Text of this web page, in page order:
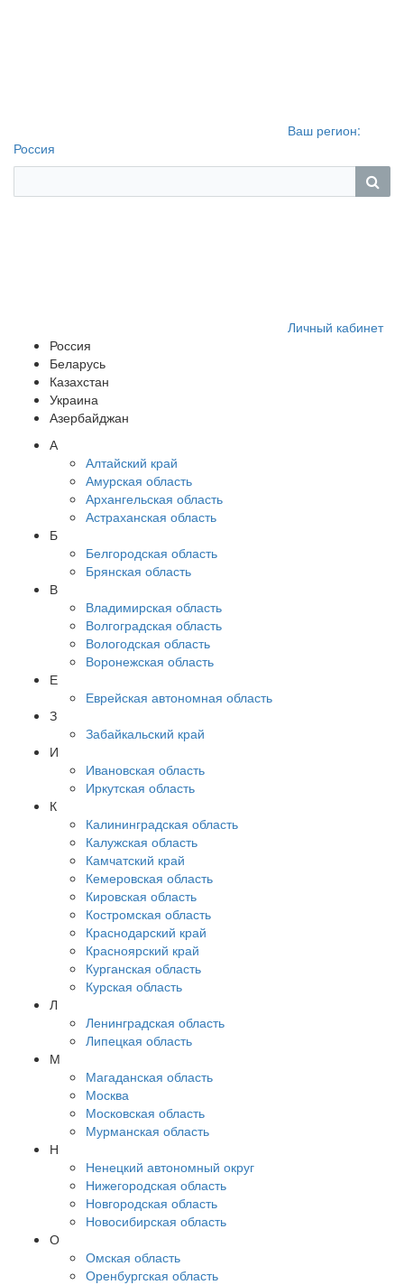
Ваш регион:
Россия
Личный кабинет
Россия
Беларусь
Казахстан
Украина
Азербайджан
А
Алтайский край
Амурская область
Архангельская область
Астраханская область
Б
Белгородская область
Брянская область
В
Владимирская область
Волгоградская область
Вологодская область
Воронежская область
Е
Еврейская автономная область
З
Забайкальский край
И
Ивановская область
Иркутская область
К
Калининградская область
Калужская область
Камчатский край
Кемеровская область
Кировская область
Костромская область
Краснодарский край
Красноярский край
Курганская область
Курская область
Л
Ленинградская область
Липецкая область
М
Магаданская область
Москва
Московская область
Мурманская область
Н
Ненецкий автономный округ
Нижегородская область
Новгородская область
Новосибирская область
О
Омская область
Оренбургская область